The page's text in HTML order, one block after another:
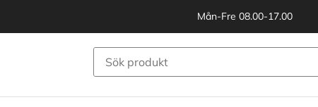
Mån-Fre 08.00-17.00